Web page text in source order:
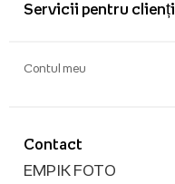
Servicii pentru clienți
Contact
EMPIK FOTO
Contul meu